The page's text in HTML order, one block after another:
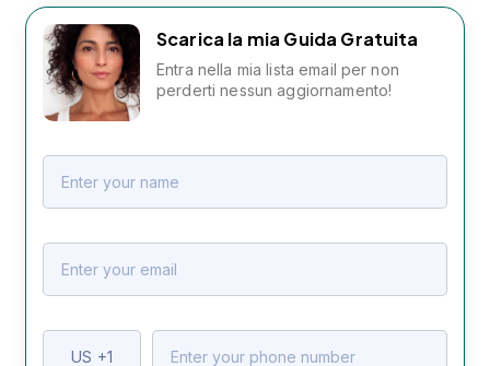
Scarica la mia Guida Gratuita
Entra nella mia lista email per non
perderti nessun aggiornamento!
US +1